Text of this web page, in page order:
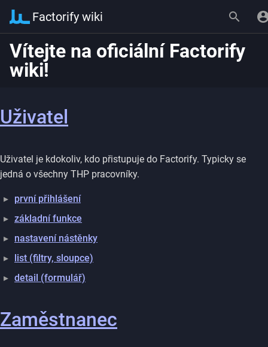
Factorify wiki
Vítejte na oficiální Factorify
wiki!
Uživatel
Uživatel je kdokoliv, kdo přistupuje do Factorify. Typicky se
jedná o všechny THP pracovníky.
první přihlášení
základní funkce
nastavení nástěnky
list (filtry, sloupce)
detail (formulář)
Zaměstnanec